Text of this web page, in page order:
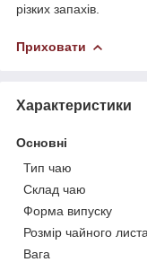
різких запахів.
Приховати
Характеристики
Основні
Тип чаю
Склад чаю
Форма випуску
Розмір чайного листа
Вага